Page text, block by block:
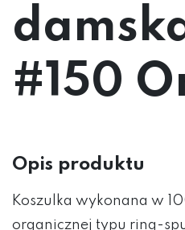
#150
Opis produktu
Koszulka wykonana w
organicznej typu ring-